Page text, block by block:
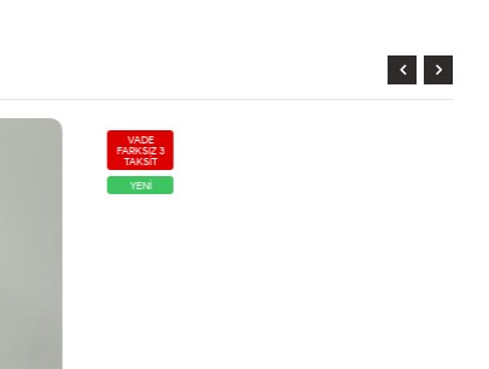
VADE
FARKSIZ 3
TAKSİT
YENİ